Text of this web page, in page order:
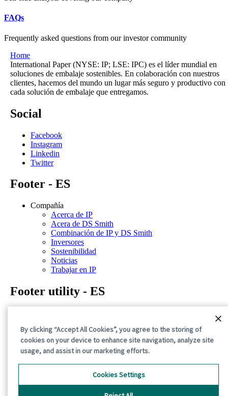
FAQs
Frequently asked questions from our investor community
Home
International Paper (NYSE: IP; LSE: IPC) es el líder mundial en
soluciones de embalaje sostenibles. En colaboración con nuestros
clientes, hacemos del mundo un lugar más seguro y productivo con
cada solución de embalaje que entregamos.
Social
Facebook
Instagram
Linkedin
Twitter
Footer - ES
Compañía
Acerca de IP
Acera de DS Smith
Combinación de IP y DS Smith
Inversores
Sostenibilidad
Noticias
Trabajar en IP
Footer utility - ES
Declaración de confidencialidad
Política de cookies
Términos y condiciones generales
©2026 International Paper. All Rights Reserved.
By clicking “Accept All Cookies”, you agree to the storing of
cookies on your device to enhance site navigation, analyze site
usage, and assist in our marketing efforts.
Cookies Settings